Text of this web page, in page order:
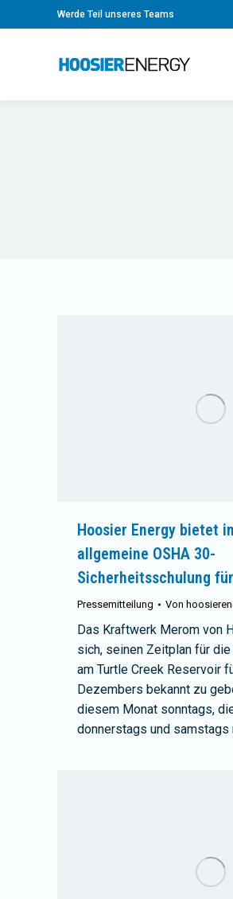
Werde Teil unseres Teams
Hoosier Energy bietet
allgemeine OSHA 30-
Sicherheitsschulung
Pressemitteilung Von
Das Kraftwerk Merom von
sich, seinen Zeitplan für
am Turtle Creek Reservoir
Dezembers bekannt zu
diesem Monat sonntags,
donnerstags und samstags